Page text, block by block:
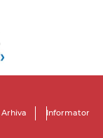
Arhiva
Informator